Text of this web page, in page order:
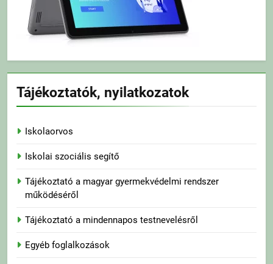
Tájékoztatók, nyilatkozatok
Iskolaorvos
Iskolai szociális segítő
Tájékoztató a magyar gyermekvédelmi rendszer
működéséről
Tájékoztató a mindennapos testnevelésről
Egyéb foglalkozások